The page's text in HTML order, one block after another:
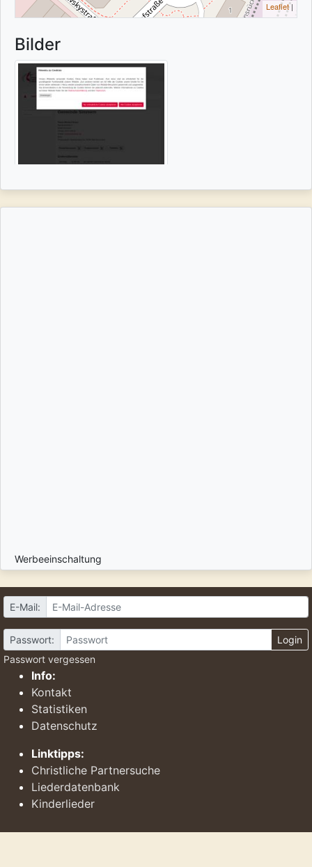
Leaflet|
Bilder
Werbeeinschaltung
E-Mail:
Passwort:
Login
Passwort vergessen
Info:
Kontakt
Statistiken
Datenschutz
Linktipps:
Christliche Partnersuche
Liederdatenbank
Kinderlieder